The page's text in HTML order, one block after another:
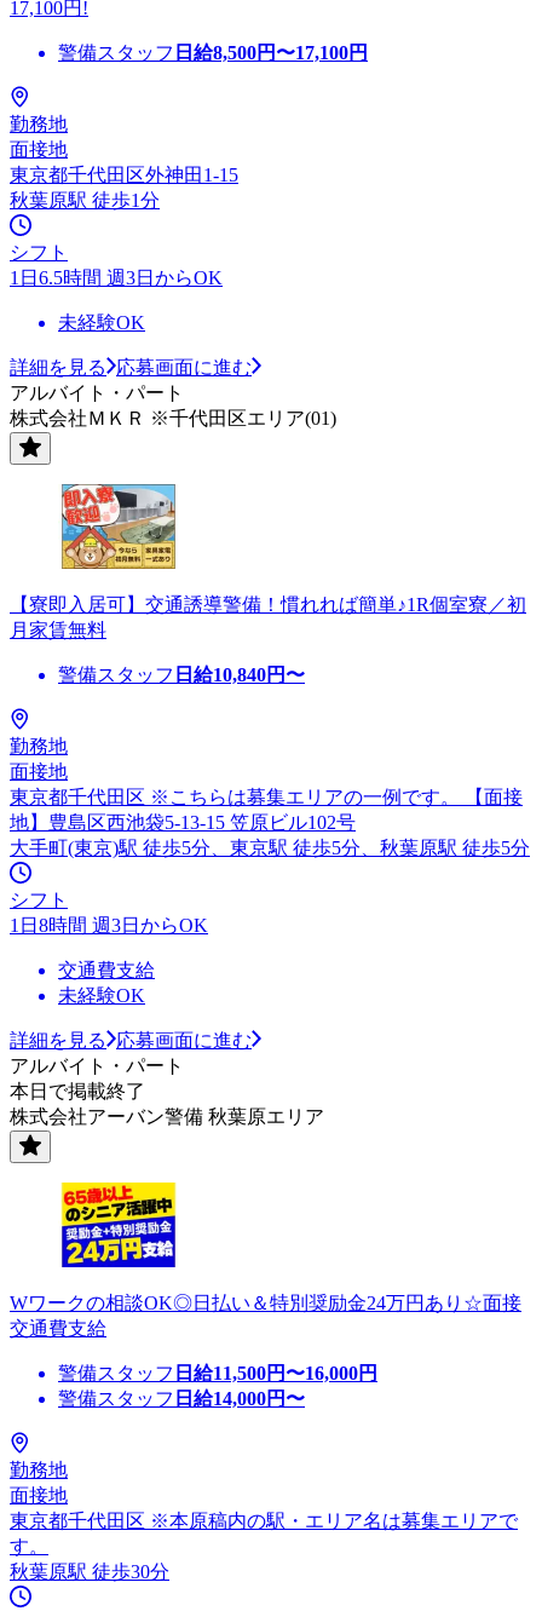
17,100円!
警備スタッフ 日給8,500円〜17,100円
勤務地
面接地
東京都千代田区外神田1-15
秋葉原駅 徒歩1分
シフト
1日6.5時間 週3日からOK
未経験OK
詳細を見る
応募画面に進む
アルバイト・パート
株式会社ＭＫＲ ※千代田区エリア(01)
【寮即入居可】交通誘導警備！慣れれば簡単♪1R個室寮／初
月家賃無料
警備スタッフ 日給10,840円〜
勤務地
面接地
東京都千代田区 ※こちらは募集エリアの一例です。 【面接
地】豊島区西池袋5-13-15 笠原ビル102号
大手町(東京)駅 徒歩5分、東京駅 徒歩5分、秋葉原駅 徒歩5分
シフト
1日8時間 週3日からOK
交通費支給
未経験OK
詳細を見る
応募画面に進む
アルバイト・パート
本日で掲載終了
株式会社アーバン警備 秋葉原エリア
Wワークの相談OK◎日払い＆特別奨励金24万円あり☆面接
交通費支給
警備スタッフ 日給11,500円〜16,000円
警備スタッフ 日給14,000円〜
勤務地
面接地
東京都千代田区 ※本原稿内の駅・エリア名は募集エリアで
す。
秋葉原駅 徒歩30分